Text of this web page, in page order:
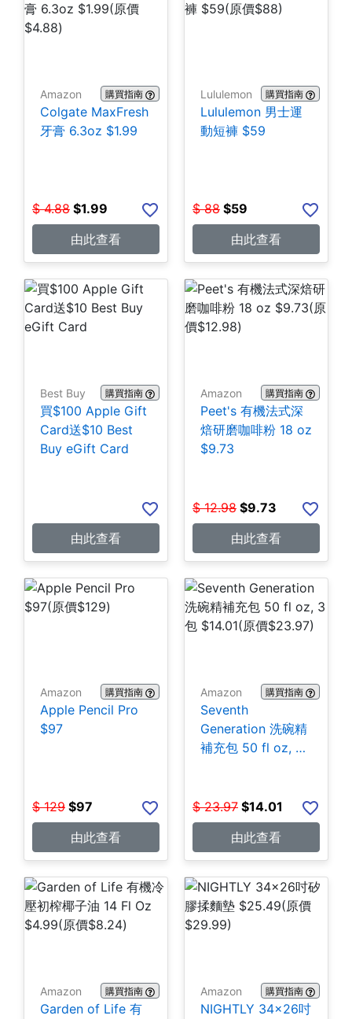
Amazon 購買指南
Colgate MaxFresh
牙膏 6.3oz $1.99
$ 4.88 $1.99
由此查看
Lululemon 購買指南
Lululemon 男士運
動短褲 $59
$ 88 $59
由此查看
Best Buy 購買指南
買$100 Apple Gift
Card送$10 Best
Buy eGift Card
由此查看
Amazon 購買指南
Peet's 有機法式深
焙研磨咖啡粉 18 oz
$9.73
$ 12.98 $9.73
由此查看
Amazon 購買指南
Apple Pencil Pro
$97
$ 129 $97
由此查看
Amazon 購買指南
Seventh
Generation 洗碗精
補充包 50 fl oz, 3
$ 23.97 $14.01
由此查看
Amazon 購買指南
Garden of Life 有
Amazon 購買指南
NIGHTLY 34x26吋